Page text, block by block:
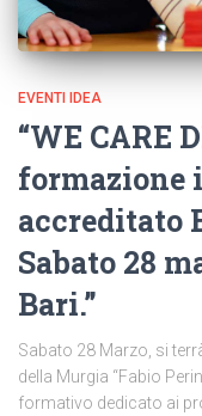
EVENTI IDEA
“WE CARE
formazione
accreditato
Sabato 28
Bari.”
Sabato 28 Marzo, si
della Murgia “Fabio
formativo dedicato ai